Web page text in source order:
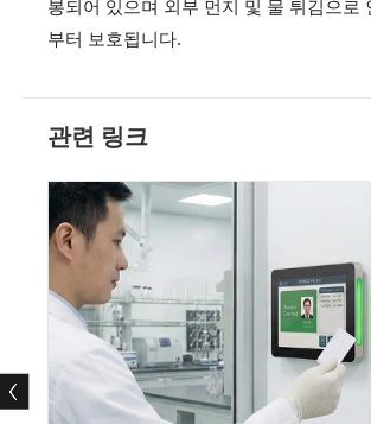
봉되어 있으며 외부 먼지 및 물 튀김으로
부터 보호됩니다.
관련 링크